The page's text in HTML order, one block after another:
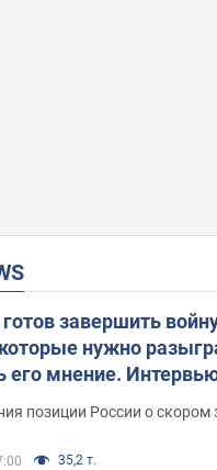
завершить
нужно
его мнение.
позиции России о
35,2 т.